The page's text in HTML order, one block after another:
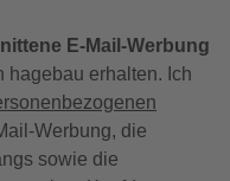
E-Mail-Werbung
hagebau erhalten. Ich
Werbung, die
sowie die